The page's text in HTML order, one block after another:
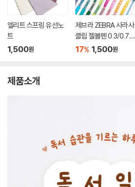
엘리트 스프링 유선노
트
1,500원
제브라 ZEBRA 사라사
클립 젤볼펜 0.3/0.7m
m
17% 1,500원
제품소개